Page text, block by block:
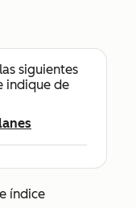
siguientes
indique de
índice